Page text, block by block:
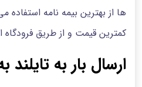
ها از بهترین بیمه نامه استفاده
کمترین قیمت و از طریق
ارسال بار به